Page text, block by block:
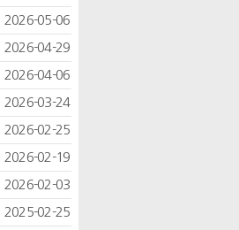
2026-05-06
2026-04-29
2026-04-06
2026-03-24
2026-02-25
2026-02-19
2026-02-03
2025-02-25